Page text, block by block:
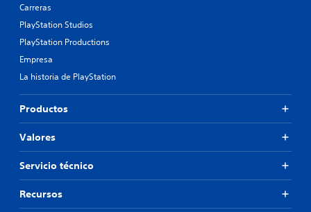
Carreras
PlayStation Studios
PlayStation Productions
Empresa
La historia de PlayStation
Productos
Valores
Servicio técnico
Recursos